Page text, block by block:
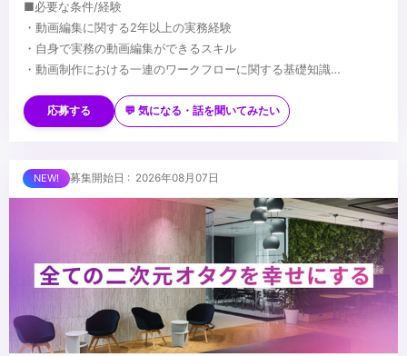
■必要な条件/経験
・動画編集に関する2年以上の実務経験
・自身で実務の動画編集ができるスキル
・動画制作における一連のワークフローに関する基礎知識
※ご応募の際は、ご自身のスキルがわかるポートフォリオ（実績リ
ンクやデモリールなど）の提出が必須となります。
・外部の個人クリエイターや制作会社への外注管理、進行管理の実
務経験
経験
・Adobe Illustrator、Photoshopを用いたグラフィックやテロップ
・若手メンバーに対する育成、技術指導の経験
・編集チームの進行管理、タスクアサインの経験
・制作体制、ワークフローの構築および改善経験
・コンテンツづくりに対して主体的に取り組める姿勢
・変化の多い環境でも柔軟に対応できる柔軟性
...
応募する 💬 気になる・話を聞いてみたい
募集開始日 : 2026年08月07日